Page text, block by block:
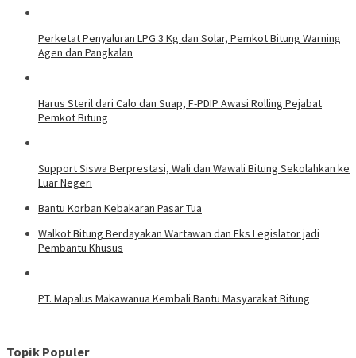
Perketat Penyaluran LPG 3 Kg dan Solar, Pemkot Bitung Warning
Agen dan Pangkalan
Harus Steril dari Calo dan Suap, F-PDIP Awasi Rolling Pejabat
Pemkot Bitung
Support Siswa Berprestasi, Wali dan Wawali Bitung Sekolahkan ke
Luar Negeri
Bantu Korban Kebakaran Pasar Tua
Walkot Bitung Berdayakan Wartawan dan Eks Legislator jadi
Pembantu Khusus
PT. Mapalus Makawanua Kembali Bantu Masyarakat Bitung
Topik Populer